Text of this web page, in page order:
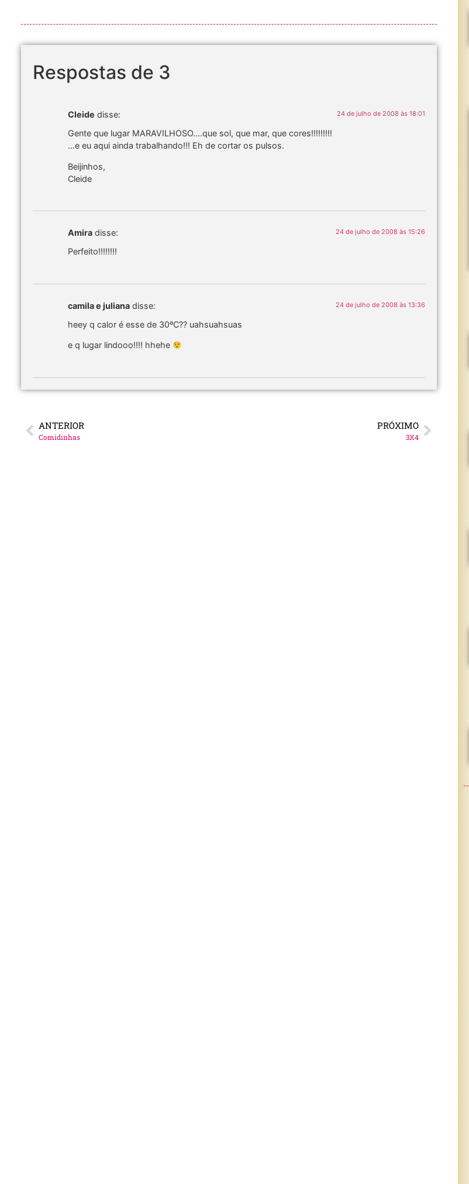
Respostas de 3
Cleide disse: 24 de julho de 2008 às 18:01
Gente que lugar MARAVILHOSO….que sol, que mar, que cores!!!!!!!!!
…e eu aqui ainda trabalhando!!! Eh de cortar os pulsos.
Beijinhos,
Cleide
Amira disse: 24 de julho de 2008 às 15:26
Perfeito!!!!!!!!
camila e juliana disse: 24 de julho de 2008 às 13:36
heey q calor é esse de 30ºC?? uahsuahsuas
e q lugar lindooo!!!! hhehe
ANTERIOR
Comidinhas
PRÓXIMO
3X4